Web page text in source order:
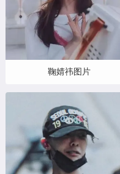
鞠婧祎图片